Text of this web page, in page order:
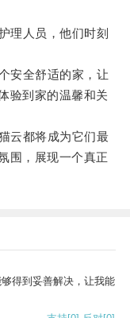
人员，他们时刻
全舒适的家，让
验到家的温馨和关
都将成为它们最
围，展现一个真正
得到妥善解决，让我能